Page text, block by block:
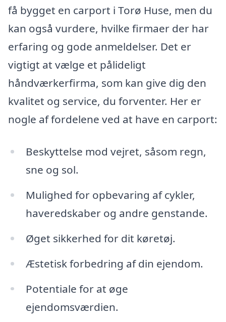
få bygget en carport i Torø Huse, men du
kan også vurdere, hvilke firmaer der har
erfaring og gode anmeldelser. Det er
vigtigt at vælge et pålideligt
håndværkerfirma, som kan give dig den
kvalitet og service, du forventer. Her er
nogle af fordelene ved at have en carport:
Beskyttelse mod vejret, såsom regn,
sne og sol.
Mulighed for opbevaring af cykler,
haveredskaber og andre genstande.
Øget sikkerhed for dit køretøj.
Æstetisk forbedring af din ejendom.
Potentiale for at øge
ejendomsværdien.